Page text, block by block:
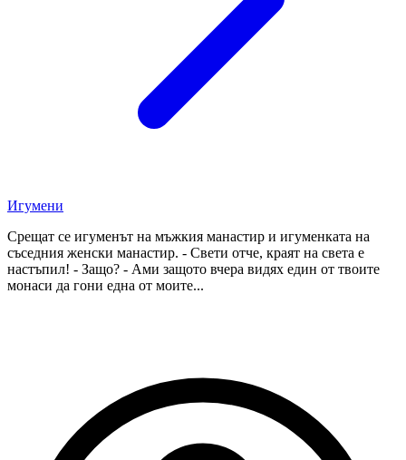
Игумени
Срещат се игуменът на мъжкия манастир и игуменката на
съседния женски манастир. - Свети отче, краят на света е
настъпил! - Защо? - Ами защото вчера видях един от твоите
монаси да гони една от моите...